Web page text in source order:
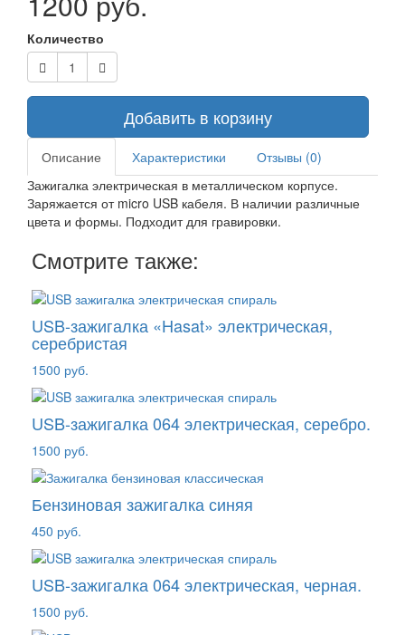
Количество
Добавить в корзину
Описание Характеристики
Отзывы (0)
Зажигалка электрическая в металлическом корпусе.
Заряжается от micro USB кабеля. В наличии различные
цвета и формы. Подходит для гравировки.
Смотрите также:
USB-зажигалка «Hasat» электрическая,
серебристая
1500 руб.
USB-зажигалка 064 электрическая, серебро.
1500 руб.
Бензиновая зажигалка синяя
450 руб.
USB-зажигалка 064 электрическая, черная.
1500 руб.